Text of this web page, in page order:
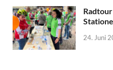
24. Juni